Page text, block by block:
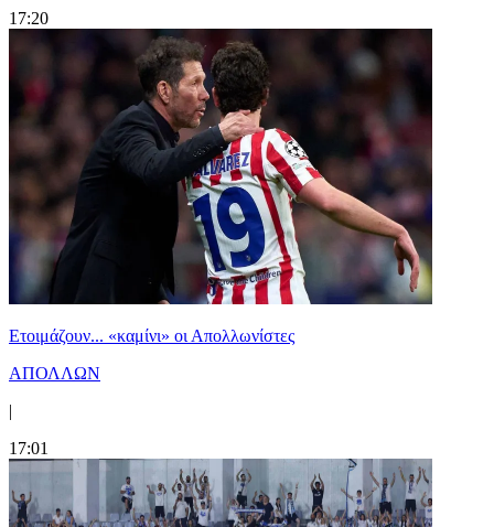
17:20
Ετοιμάζουν... «καμίνι» οι Απολλωνίστες
ΑΠΟΛΛΩΝ
|
17:01